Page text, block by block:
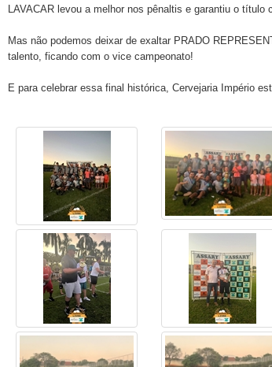
LAVACAR levou a melhor nos pênaltis e garantiu o título
Mas não podemos deixar de exaltar PRADO
talento, ficando com o vice campeonato!
E para celebrar essa final histórica, Cervejaria Império